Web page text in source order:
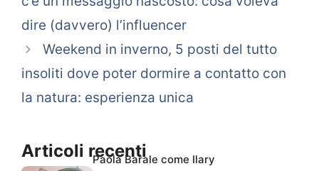
dire (davvero) l’influencer
Weekend in inverno, 5 posti del tutto
insoliti dove poter dormire a contatto con
la natura: esperienza unica
Articoli recentiPaola Barale come Ilary